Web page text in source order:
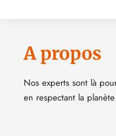
A propos
Nos experts sont là
en respectant la